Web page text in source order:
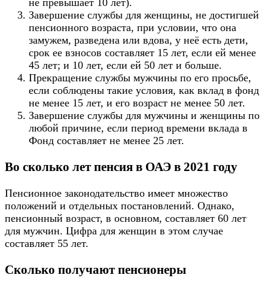
Завершение службы для женщины, не достигшей
пенсионного возраста, при условии, что она
замужем, разведена или вдова, у неё есть дети,
срок ее взносов составляет 15 лет, если ей менее
45 лет; и 10 лет, если ей 50 лет и больше.
Прекращение службы мужчины по его просьбе,
если соблюдены такие условия, как вклад в фонд
не менее 15 лет, и его возраст не менее 50 лет.
Завершение службы для мужчины и женщины по
любой причине, если период времени вклада в
Фонд составляет не менее 25 лет.
Во сколько лет пенсия в ОАЭ в 2021 году
Пенсионное законодательство имеет множество
положений и отдельных постановлений. Однако,
пенсионный возраст, в основном, составляет 60 лет
для мужчин. Цифра для женщин в этом случае
составляет 55 лет.
Сколько получают пенсионеры